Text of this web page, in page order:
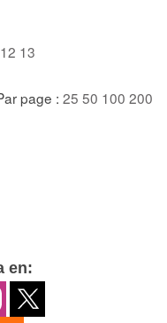
12 13
page : 25 50 100 200
en: